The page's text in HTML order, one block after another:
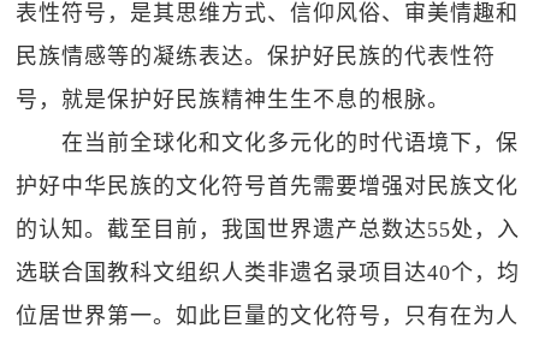
表性符号，是其思维方式、信仰风俗、审美情趣和
民族情感等的凝练表达。保护好民族的代表性符
号，就是保护好民族精神生生不息的根脉。
在当前全球化和文化多元化的时代语境下，保
护好中华民族的文化符号首先需要增强对民族文化
的认知。截至目前，我国世界遗产总数达55处，入
选联合国教科文组织人类非遗名录项目达40个，均
位居世界第一。如此巨量的文化符号，只有在为人